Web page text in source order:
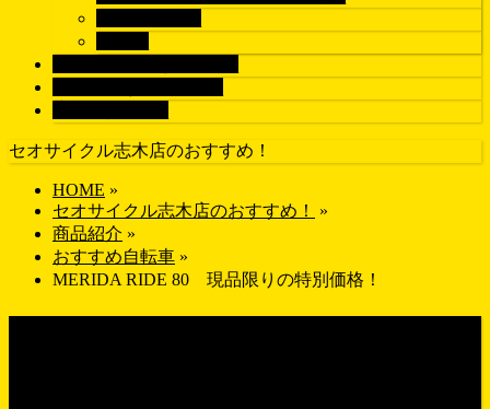
セオサイクル志木店のおすすめ！
HOME »
セオサイクル志木店のおすすめ！
»
商品紹介 »
おすすめ自転車 »
MERIDA RIDE 80 現品限りの特別価格！